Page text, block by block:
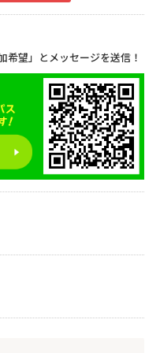
希望」とメッセージを送信！